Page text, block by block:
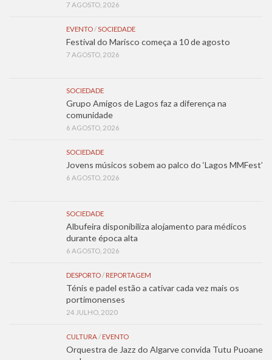
7 AGOSTO, 2026
EVENTO/SOCIEDADE
Festival do Marisco começa a 10 de agosto
7 AGOSTO, 2026
SOCIEDADE
Grupo Amigos de Lagos faz a diferença na
comunidade
6 AGOSTO, 2026
SOCIEDADE
Jovens músicos sobem ao palco do ‘Lagos MMFest’
6 AGOSTO, 2026
SOCIEDADE
Albufeira disponibiliza alojamento para médicos
durante época alta
6 AGOSTO, 2026
DESPORTO/ REPORTAGEM
Ténis e padel estão a cativar cada vez mais os
portimonenses
24 JULHO, 2020
CULTURA/ EVENTO
Orquestra de Jazz do Algarve convida Tutu Puoane